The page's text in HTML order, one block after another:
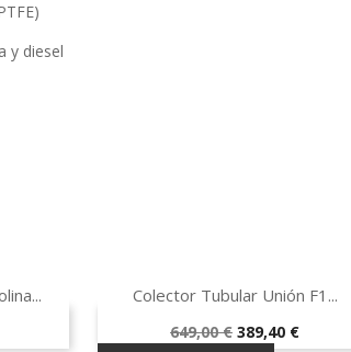
y diesel
¡EN OFERTA!
 Vista rápida
Colector Tubular Unión F1...
Precio
649,00 € Precio
389,40 €